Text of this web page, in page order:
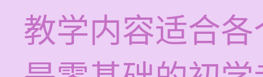
教学内容适合